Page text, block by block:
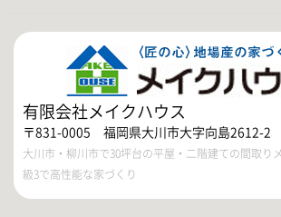
有限会社メイクハウス
〒831-0005 福岡県大川市大字向島2612-2
大川市・柳川市で30坪台の平屋・二階建ての間取り
級3で高性能な家づくり